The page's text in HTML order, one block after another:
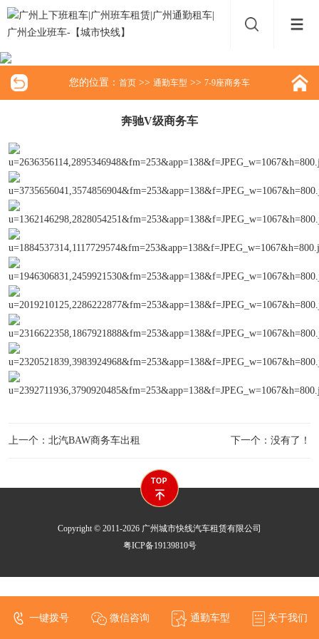
您的位置： 首页 >> 通勤车型 >> 7-9座商务车
奔驰V级商务车
上一个：北汽BAW商务车出租 下一个：没有了！
Copyright © 2011-2026 广州城市快线汽车租赁有限公司
粤ICP备19139810号
一键拨号 微信咨询 通勤车型 关于我们